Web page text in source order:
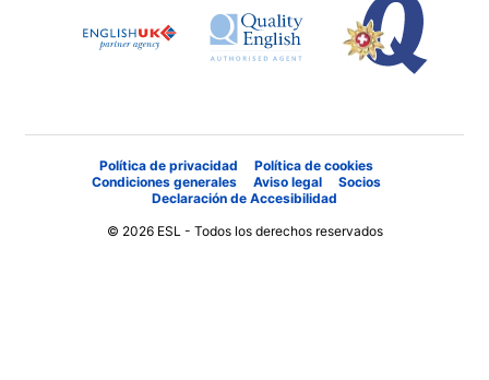
Política de privacidad
Política de cookies
Condiciones generales
Aviso legal
Socios
Declaración de Accesibilidad
© 2026 ESL - Todos los derechos reservados